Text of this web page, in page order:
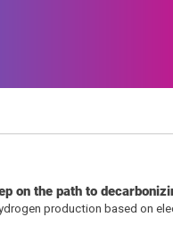
on the path to
production based on